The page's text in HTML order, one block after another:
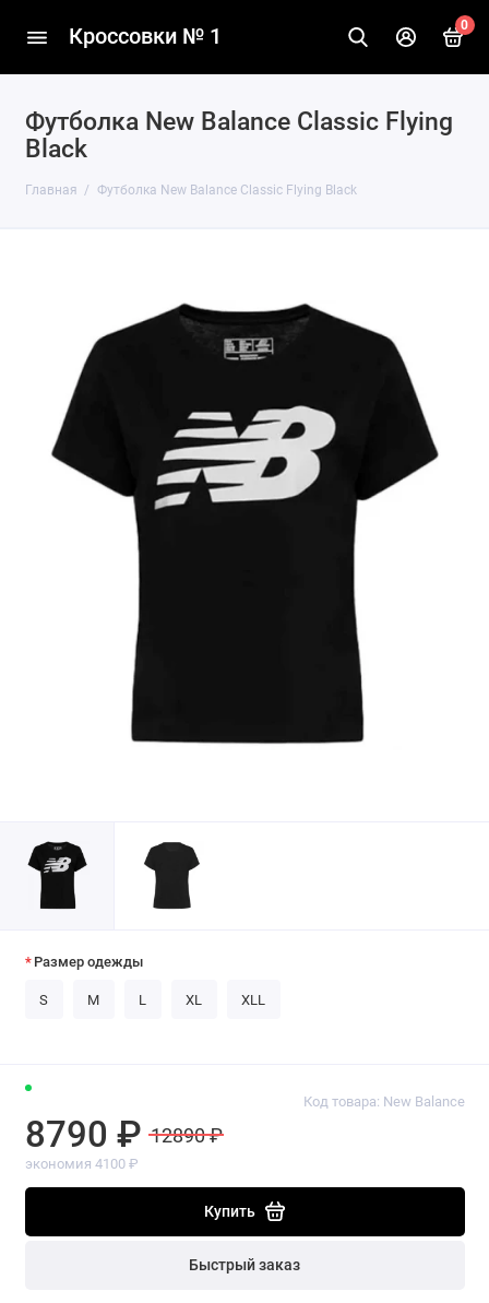
Кроссовки № 1 0
Футболка New Balance Classic Flying
Black
Главная Футболка New Balance Classic Flying Black
Код товара: New Balance
8790 ₽ 12890 ₽
экономия 4100 ₽
Купить
Быстрый заказ
Размер одежды
S M L XL XLL